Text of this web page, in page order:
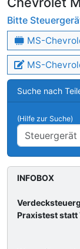
Bitte
MS-
MS-
Suche nach
(Hilfe zur Suche)
INFOBOX
Praxistest statt